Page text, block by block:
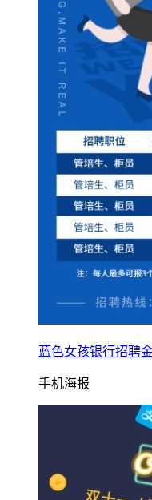
蓝色女孩银行招聘
手机海报